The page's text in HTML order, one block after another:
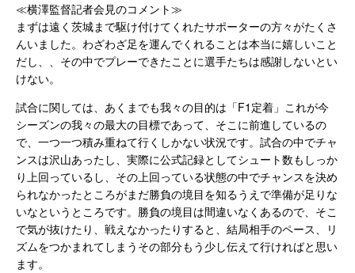
≪横澤監督記者会見のコメント≫
まずは遠く茨城まで駆け付けてくれたサポーターの方々がたくさ
んいました。わざわざ足を運んでくれることは本当に嬉しいこと
だし、、その中でプレーできたことに選手たちは感謝しないとい
けない。
試合に関しては、あくまでも我々の目的は「F1定着」これが今
シーズンの我々の最大の目標であって、そこに前進しているの
で、一つ一つ積み重ねて行くしかない状況です。試合の中でチャ
ンスは沢山あったし、実際に公式記録としてシュート数もしっか
り上回っているし、その上回っている状態の中でチャンスを決め
られなかったところがまだ勝負の境目を知るうえで準備が足りな
いなというところです。勝負の境目は間違いなくあるので、そこ
で気が抜けたり、戦えなかったりすると、結局相手のペース、リ
ズムをつかまれてしまうその部分もう少し伝えて行ければと思い
ます。